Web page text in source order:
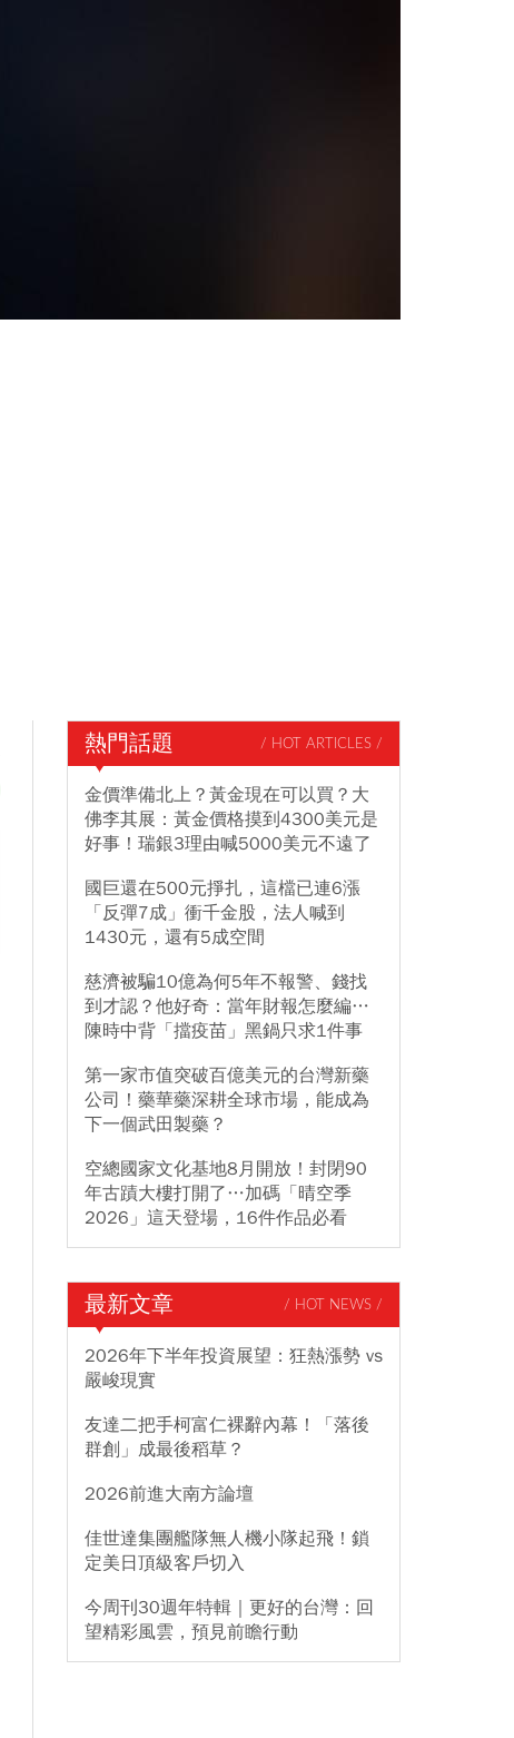
熱門話題 / HOT ARTICLES /
金價準備北上？黃金現在可以買？大
佛李其展：黃金價格摸到4300美元是
好事！瑞銀3理由喊5000美元不遠了
國巨還在500元掙扎，這檔已連6漲
「反彈7成」衝千金股，法人喊到
1430元，還有5成空間
慈濟被騙10億為何5年不報警、錢找
到才認？他好奇：當年財報怎麼編…
陳時中背「擋疫苗」黑鍋只求1件事
第一家市值突破百億美元的台灣新藥
公司！藥華藥深耕全球市場，能成為
下一個武田製藥？
空總國家文化基地8月開放！封閉90
年古蹟大樓打開了…加碼「晴空季
2026」這天登場，16件作品必看
最新文章 / HOT NEWS /
2026年下半年投資展望：狂熱漲勢 vs
嚴峻現實
友達二把手柯富仁裸辭內幕！「落後
群創」成最後稻草？
2026前進大南方論壇
佳世達集團艦隊無人機小隊起飛！鎖
定美日頂級客戶切入
今周刊30週年特輯｜更好的台灣：回
望精彩風雲，預見前瞻行動